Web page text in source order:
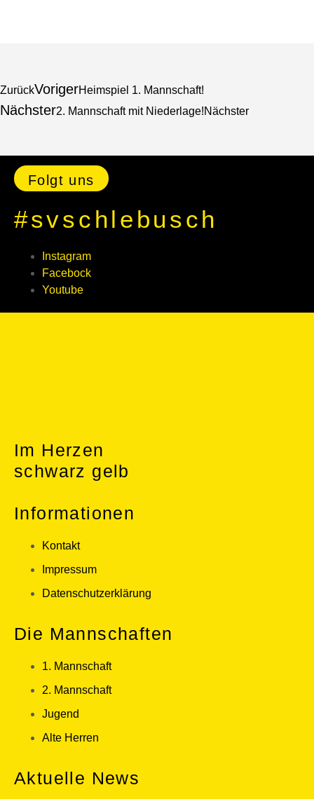
ZurückVorigerHeimspiel 1. Mannschaft!
Nächster2. Mannschaft mit Niederlage!Nächster
Folgt uns
#svschlebusch
Instagram
Facebock
Youtube
Im Herzen
schwarz gelb
Informationen
Kontakt
Impressum
Datenschutzerklärung
Die Mannschaften
1. Mannschaft
2. Mannschaft
Jugend
Alte Herren
Aktuelle News